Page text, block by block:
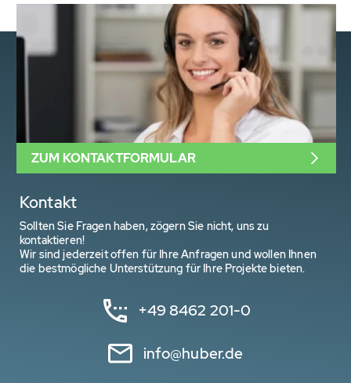
Kontakt
Sollten Sie Fragen haben, zögern Sie nicht, uns zu
kontaktieren!
Wir sind jederzeit offen für Ihre Anfragen und wollen Ihnen
die bestmögliche Unterstützung für Ihre Projekte bieten.
+49 8462 201-0
info@huber.de
ZUM KONTAKTFORMULAR